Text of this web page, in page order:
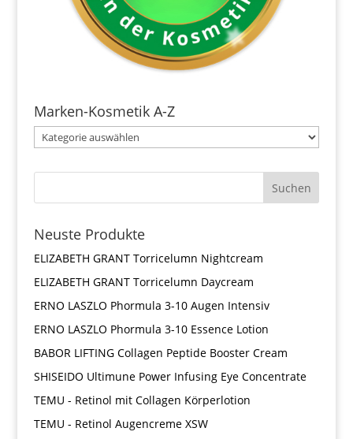
Marken-Kosmetik A-Z
Neuste Produkte
ELIZABETH GRANT Torricelumn Nightcream
ELIZABETH GRANT Torricelumn Daycream
ERNO LASZLO Phormula 3-10 Augen Intensiv
ERNO LASZLO Phormula 3-10 Essence Lotion
BABOR LIFTING Collagen Peptide Booster Cream
SHISEIDO Ultimune Power Infusing Eye Concentrate
TEMU - Retinol mit Collagen Körperlotion
TEMU - Retinol Augencreme XSW